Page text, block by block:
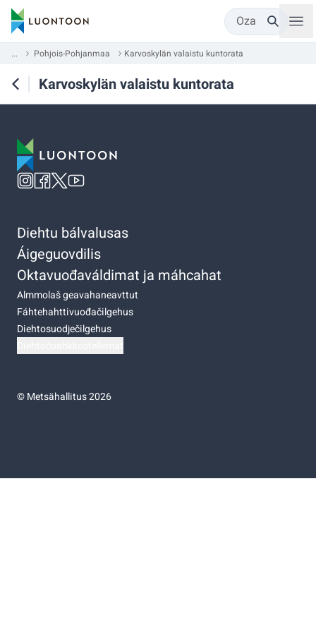
Oza
... Pohjois-Pohjanmaa Karvoskylän valaistu kuntorata
Karvoskylän valaistu kuntorata
Diehtu bálvalusas
Áigeguovdilis
Oktavuođaváldimat ja máhcahat
Almmolaš geavahaneavttut
Fáhtehahttivuođačilgehus
Diehtosuodječilgehus
©Metsähallitus 2026